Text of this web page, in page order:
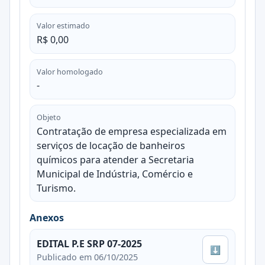
Valor estimado
R$ 0,00
Valor homologado
-
Objeto
Contratação de empresa especializada em
serviços de locação de banheiros
químicos para atender a Secretaria
Municipal de Indústria, Comércio e
Turismo.
Anexos
EDITAL P.E SRP 07-2025
Publicado em 06/10/2025
⬇